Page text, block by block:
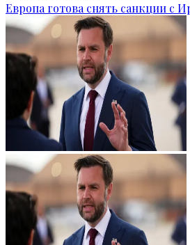
Европа готова снять санкции с